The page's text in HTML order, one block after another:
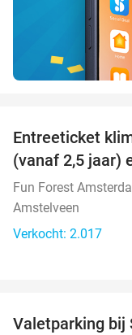
Entreeticket
(vanaf 2,5 jaar)
Fun Forest
Amstelveen
Verkocht: 2.017
Valetparking bij